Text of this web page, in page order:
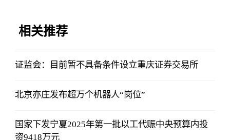
相关推荐
证监会：目前暂不具备条件设立重庆证券交易所
北京亦庄发布超万个机器人“岗位”
国家下发宁夏2025年第一批以工代赈中央预算内投
资9418万元